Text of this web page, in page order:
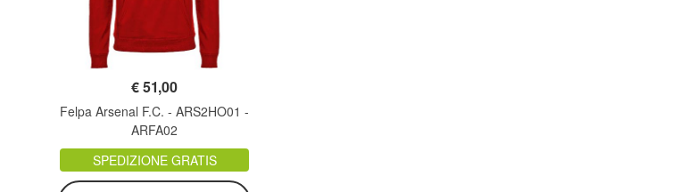
€51,00
Felpa Arsenal F.C. - ARS2HO01 -
ARFA02
SPEDIZIONE GRATIS